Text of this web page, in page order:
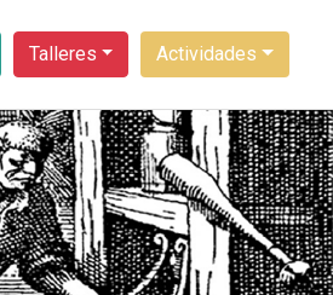
Talleres Actividades